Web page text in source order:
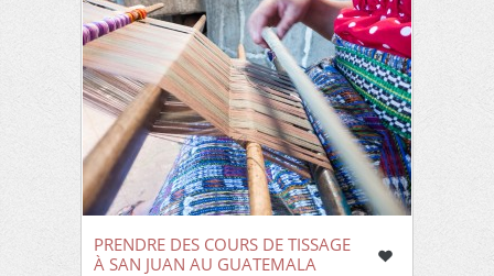
PRENDRE DES COURS DE TISSAGE
À SAN JUAN AU GUATEMALA